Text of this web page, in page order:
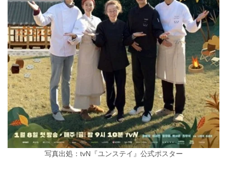
写真出処：tvN『ユンステイ』公式ポスター